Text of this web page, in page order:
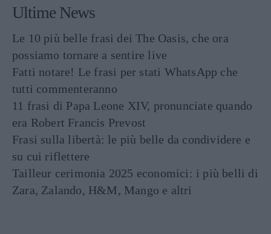
Ultime News
Le 10 più belle frasi dei The Oasis, che ora
possiamo tornare a sentire live
Fatti notare! Le frasi per stati WhatsApp che
tutti commenteranno
11 frasi di Papa Leone XIV, pronunciate quando
era Robert Francis Prevost
Frasi sulla libertà: le più belle da condividere e
su cui riflettere
Tailleur cerimonia 2025 economici: i più belli di
Zara, Zalando, H&M, Mango e altri